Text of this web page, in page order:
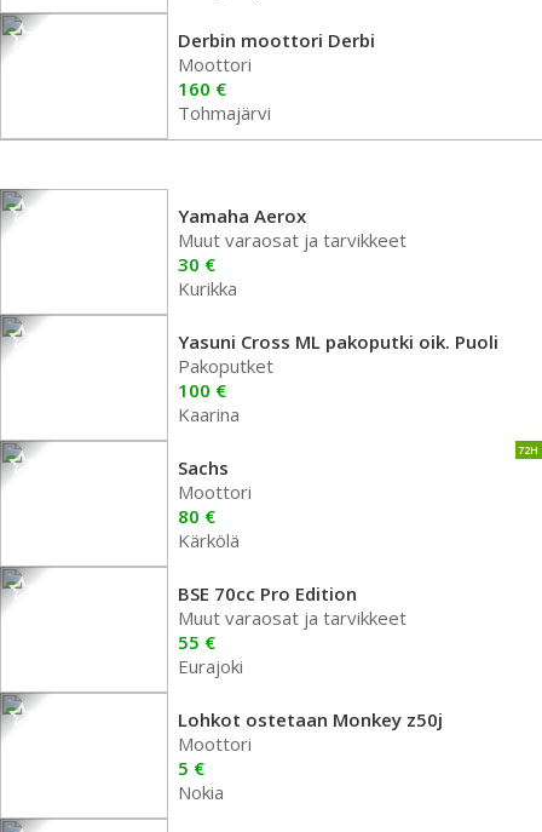
Derbin moottori Derbi
Moottori
160 €
Tohmajärvi
Yamaha Aerox
Muut varaosat ja tarvikkeet
30 €
Kurikka
Yasuni Cross ML pakoputki oik. Puoli
Pakoputket
100 €
Kaarina
72H
Sachs
Moottori
80 €
Kärkölä
BSE 70cc Pro Edition
Muut varaosat ja tarvikkeet
55 €
Eurajoki
Lohkot ostetaan Monkey z50j
Moottori
5 €
Nokia